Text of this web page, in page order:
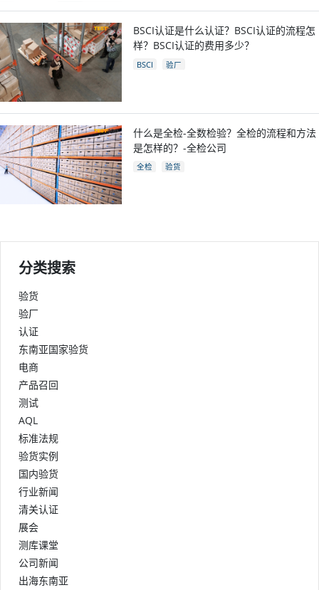
BSCI认证是什么认证？BSCI认证的流程怎
样？BSCI认证的费用多少？
BSCI 验厂
什么是全检-全数检验？全检的流程和方法
是怎样的？-全检公司
全检 验货
分类搜索
验货
验厂
认证
东南亚国家验货
电商
产品召回
测试
AQL
标准法规
验货实例
国内验货
行业新闻
清关认证
展会
测库课堂
公司新闻
出海东南亚